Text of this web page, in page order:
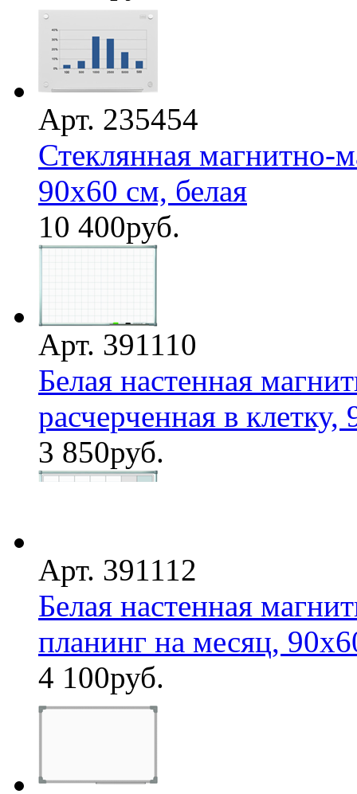
Арт. 235454
Стеклянная магнитно-
90х60 см, белая
10 400руб.
Арт. 391110
Белая настенная
расчерченная в клетку,
3 850руб.
Арт. 391112
Белая настенная
планинг на месяц,
4 100руб.